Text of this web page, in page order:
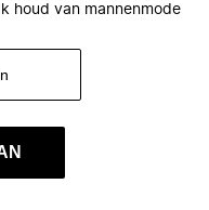
Ik houd van mannenmode